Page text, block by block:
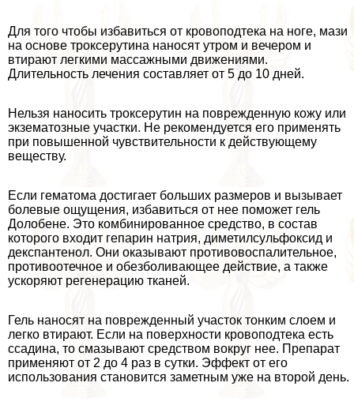
Для того чтобы избавиться от кровоподтека на ноге, мази
на основе троксерутина наносят утром и вечером и
втирают легкими массажными движениями.
Длительность лечения составляет от 5 до 10 дней.
Нельзя наносить троксерутин на поврежденную кожу или
экзематозные участки. Не рекомендуется его применять
при повышенной чувствительности к действующему
веществу.
Если гематома достигает больших размеров и вызывает
болевые ощущения, избавиться от нее поможет гель
Долобене. Это комбинированное средство, в состав
которого входит гепарин натрия, диметилсульфоксид и
декспантенол. Они оказывают противовоспалительное,
противоотечное и обезболивающее действие, а также
ускоряют регенерацию тканей.
Гель наносят на поврежденный участок тонким слоем и
легко втирают. Если на поверхности кровоподтека есть
ссадина, то смазывают средством вокруг нее. Препарат
применяют от 2 до 4 раз в сутки. Эффект от его
использования становится заметным уже на второй день.